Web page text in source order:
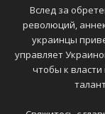
Вслед за
революций,
украинцы
управляет
чтобы к